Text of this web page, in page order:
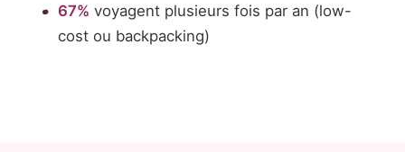
67% voyagent plusieurs fois par an (low-
cost ou backpacking)